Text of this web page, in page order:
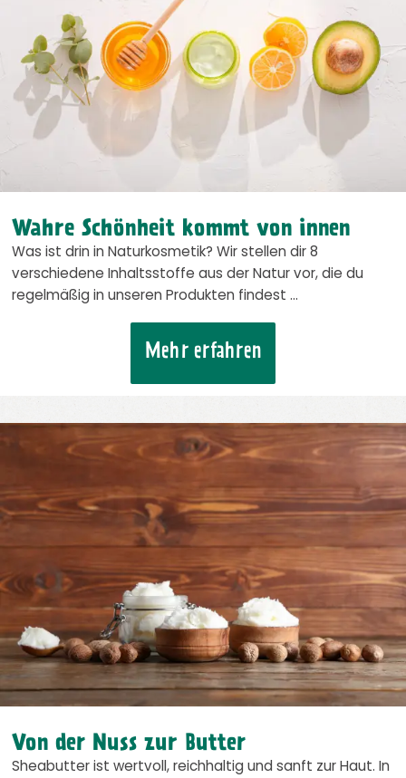
Wahre Schönheit kommt von innen
Was ist drin in Naturkosmetik? Wir stellen dir 8
verschiedene Inhaltsstoffe aus der Natur vor, die du
regelmäßig in unseren Produkten findest …
Mehr erfahren
Von der Nuss zur Butter
Sheabutter ist wertvoll, reichhaltig und sanft zur Haut. In